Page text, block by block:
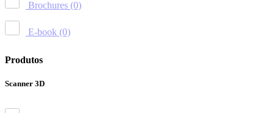
Brochures (0)
E-book (0)
Produtos
Scanner 3D